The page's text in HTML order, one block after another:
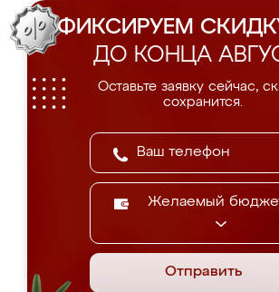
ФИКСИРУЕМ
ДО КОНЦА
Оставьте заявку сейчас,
сохранится.
Желаемый
Отправить